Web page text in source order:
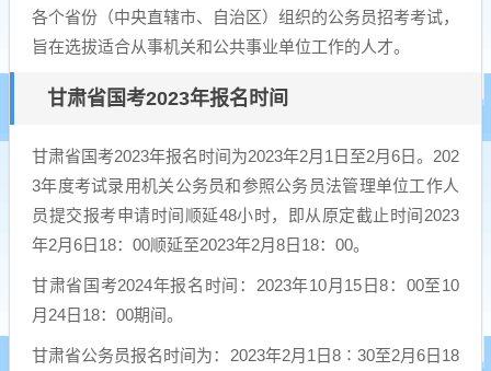
各个省份（中央直辖市、自治区）组织的公务员招考考试，
旨在选拔适合从事机关和公共事业单位工作的人才。
甘肃省国考2023年报名时间
甘肃省国考2023年报名时间为2023年2月1日至2月6日。202
3年度考试录用机关公务员和参照公务员法管理单位工作人
员提交报考申请时间顺延48小时，即从原定截止时间2023
年2月6日18：00顺延至2023年2月8日18：00。
甘肃省国考2024年报名时间：2023年10月15日8：00至10
月24日18：00期间。
甘肃省公务员报名时间为：2023年2月1日8∶30至2月6日18